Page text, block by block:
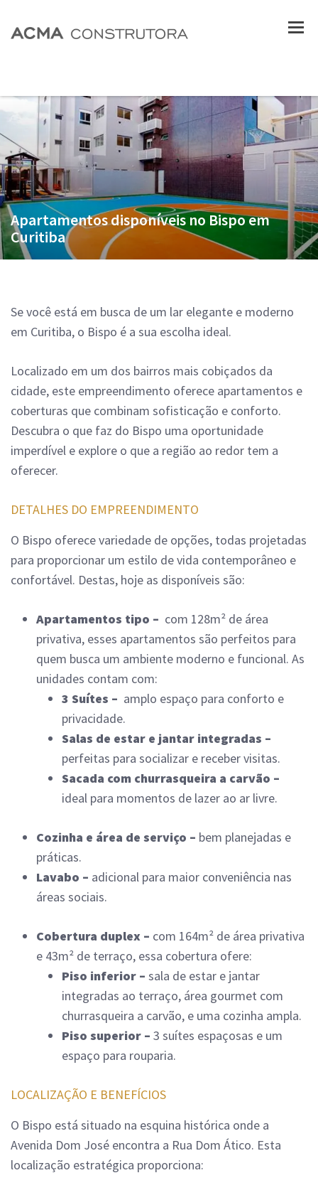
Apartamentos disponíveis no Bispo em
Curitiba
Se você está em busca de um lar elegante e moderno
em Curitiba, o Bispo é a sua escolha ideal.
Localizado em um dos bairros mais cobiçados da
cidade, este empreendimento oferece apartamentos e
coberturas que combinam sofisticação e conforto.
Descubra o que faz do Bispo uma oportunidade
imperdível e explore o que a região ao redor tem a
oferecer.
DETALHES DO EMPREENDIMENTO
O Bispo oferece variedade de opções, todas projetadas
para proporcionar um estilo de vida contemporâneo e
confortável. Destas, hoje as disponíveis são:
Apartamentos tipo – com 128m² de área
privativa, esses apartamentos são perfeitos para
quem busca um ambiente moderno e funcional. As
unidades contam com:
3 Suítes – amplo espaço para conforto e
privacidade.
Salas de estar e jantar integradas –
perfeitas para socializar e receber visitas.
Sacada com churrasqueira a carvão –
ideal para momentos de lazer ao ar livre.
Cozinha e área de serviço – bem planejadas e
práticas.
Lavabo – adicional para maior conveniência nas
áreas sociais.
Cobertura duplex – com 164m² de área privativa
e 43m² de terraço, essa cobertura ofere:
Piso inferior – sala de estar e jantar
integradas ao terraço, área gourmet com
churrasqueira a carvão, e uma cozinha ampla.
Piso superior – 3 suítes espaçosas e um
espaço para rouparia.
LOCALIZAÇÃO E BENEFÍCIOS
O Bispo está situado na esquina histórica onde a
Avenida Dom José encontra a Rua Dom Ático. Esta
localização estratégica proporciona: